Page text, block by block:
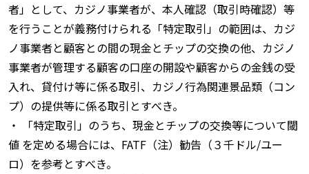
者」として、カジノ事業者が、本人確認（取引時確認）等
を行うことが義務付けられる「特定取引」の範囲は、カジ
ノ事業者と顧客との間の現金とチップの交換の他、カジノ
事業者が管理する顧客の口座の開設や顧客からの金銭の受
入れ、貸付け等に係る取引、カジノ行為関連景品類（コン
プ）の提供等に係る取引とすべき。
・ 「特定取引」のうち、現金とチップの交換等について閾
値 を定める場合には、FATF（注）勧告（３千ドル/ユー
ロ）を参考とすべき。